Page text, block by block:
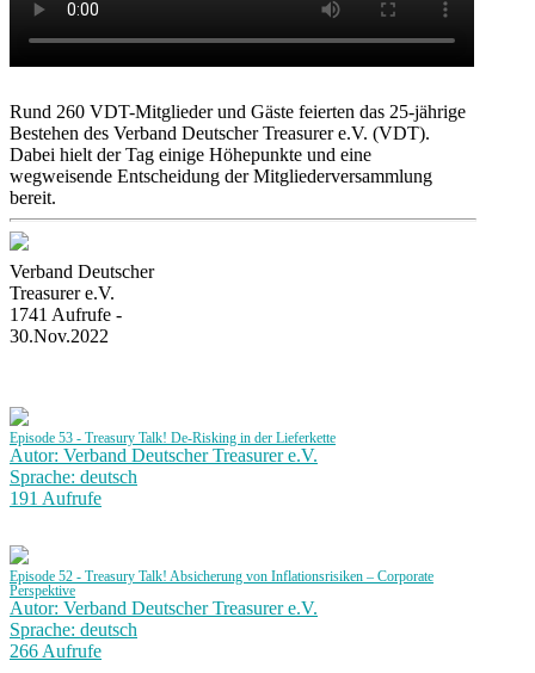
Rund 260 VDT-Mitglieder und Gäste feierten das 25-jährige
Bestehen des Verband Deutscher Treasurer e.V. (VDT).
Dabei hielt der Tag einige Höhepunkte und eine
wegweisende Entscheidung der Mitgliederversammlung
bereit.
Verband Deutscher
Treasurer e.V.
1741 Aufrufe -
30.Nov.2022
Episode 53 - Treasury Talk! De-Risking in der Lieferkette
Autor: Verband Deutscher Treasurer e.V.
Sprache: deutsch
191 Aufrufe
Episode 52 - Treasury Talk! Absicherung von Inflationsrisiken – Corporate
Perspektive
Autor: Verband Deutscher Treasurer e.V.
Sprache: deutsch
266 Aufrufe